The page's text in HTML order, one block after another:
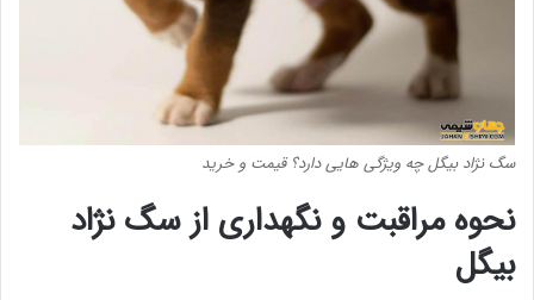
سگ نژاد بیگل چه ویژگی هایی دارد؟ قیمت و خرید
نحوه مراقبت و نگهداری از سگ نژاد
بیگل